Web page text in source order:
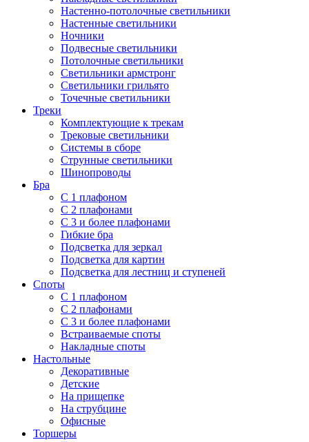
Настенно-потолочные светильники
Настенные светильники
Ночники
Подвесные светильники
Потолочные светильники
Светильники армстронг
Светильники грильято
Точечные светильники
Треки
Комплектующие к трекам
Трековые светильники
Системы в сборе
Струнные светильники
Шинопроводы
Бра
С 1 плафоном
С 2 плафонами
С 3 и более плафонами
Гибкие бра
Подсветка для зеркал
Подсветка для картин
Подсветка для лестниц и ступеней
Споты
С 1 плафоном
С 2 плафонами
С 3 и более плафонами
Встраиваемые споты
Накладные споты
Настольные
Декоративные
Детские
На прищепке
На струбцине
Офисные
Торшеры